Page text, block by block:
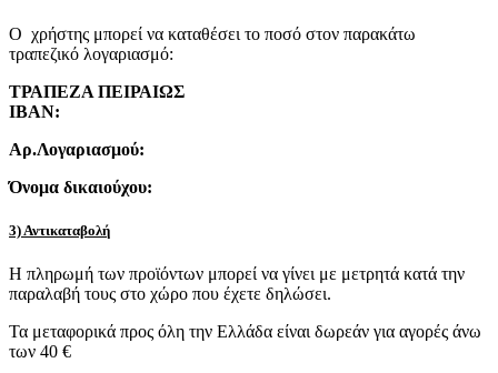
Ο χρήστης μπορεί να καταθέσει το ποσό στον παρακάτω
τραπεζικό λογαριασμό:
ΤΡΑΠΕΖΑ ΠΕΙΡΑΙΩΣ
IBAN:
Αρ.Λογαριασμού:
Όνομα δικαιούχου:
3) Αντικαταβολή
Η πληρωμή των προϊόντων μπορεί να γίνει με μετρητά κατά την
παραλαβή τους στο χώρο που έχετε δηλώσει.
Τα μεταφορικά προς όλη την Ελλάδα είναι δωρεάν για αγορές άνω
των 40 €